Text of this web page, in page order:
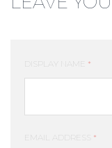
DISPLAY NAME *
EMAIL ADDRESS *